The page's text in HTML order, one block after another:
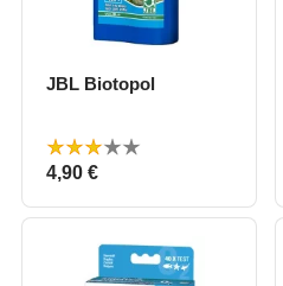
JBL Biotopol
Prix
4,90 €